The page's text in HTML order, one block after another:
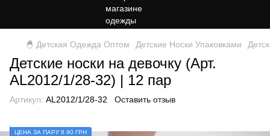
🐣 Детская Одежда Оптом Детские Носки Упаковками
Детские носки на девочку (Арт.
AL2012/1/28-32) | 12 пар
Артикул: AL2012/1/28-32 Оставить отзыв
ЦЕНА ЗА ПАРУ 8.90 ГРН